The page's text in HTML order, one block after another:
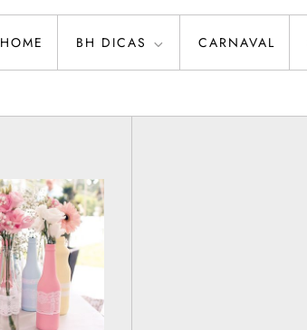
HOME BH DICAS CARNAVAL